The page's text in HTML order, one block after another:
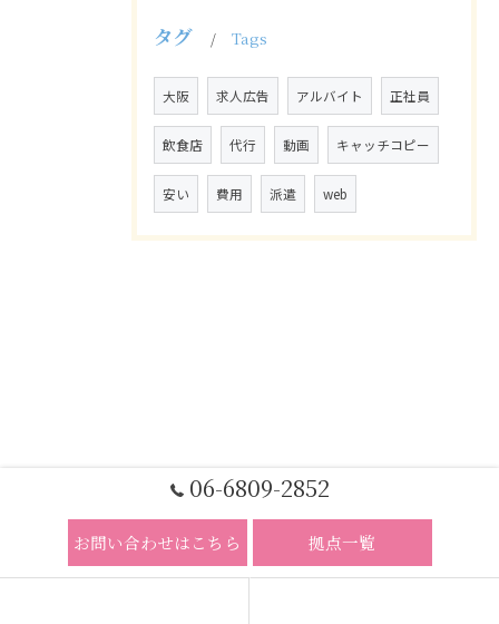
タグ Tags
大阪 求人広告 アルバイト 正社員
飲食店 代行 動画 キャッチコピー
安い 費用 派遣 web
06-6809-2852
お問い合わせはこちら 拠点一覧